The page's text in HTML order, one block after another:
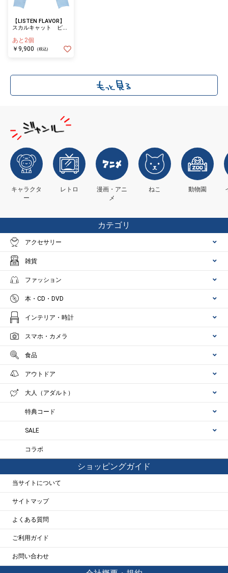
【LISTEN FLAVOR】
スカルキャット ピグ
LIGHT BLUE
あと2個
￥9,900
(税込)
キャラクタ
ー
レトロ
漫画・アニ
メ
ねこ 動物園
カテゴリ
アクセサリー
雑貨
ファッション
本・CD・DVD
インテリア・時計
スマホ・カメラ
食品
アウトドア
大人（アダルト）
特典コード
SALE
コラボ
ショッピングガイド
当サイトについて
サイトマップ
よくある質問
ご利用ガイド
お問い合わせ